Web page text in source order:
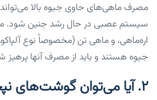
مصرف ماهی‌های حاوی جیوه بالا
سیستم عصبی در حال رشد جنین شود.
اره‌ماهی، و ماهی تن (مخصوصاً نوع
جیوه هستند و باید از مصرف آنها پرهیز
۲. آیا می‌توان گوشت‌های